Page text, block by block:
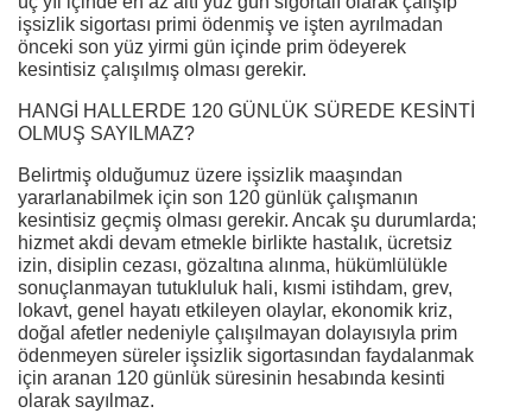
işsizlik sigortası primi ödenmiş ve işten ayrılmadan
önceki son yüz yirmi gün içinde prim ödeyerek
kesintisiz çalışılmış olması gerekir.
HANGİ HALLERDE 120 GÜNLÜK SÜREDE KESİNTİ
OLMUŞ SAYILMAZ?
Belirtmiş olduğumuz üzere işsizlik maaşından
yararlanabilmek için son 120 günlük çalışmanın
kesintisiz geçmiş olması gerekir. Ancak şu durumlarda;
hizmet akdi devam etmekle birlikte hastalık, ücretsiz
izin, disiplin cezası, gözaltına alınma, hükümlülükle
sonuçlanmayan tutukluluk hali, kısmi istihdam, grev,
lokavt, genel hayatı etkileyen olaylar, ekonomik kriz,
doğal afetler nedeniyle çalışılmayan dolayısıyla prim
ödenmeyen süreler işsizlik sigortasından faydalanmak
için aranan 120 günlük süresinin hesabında kesinti
olarak sayılmaz.